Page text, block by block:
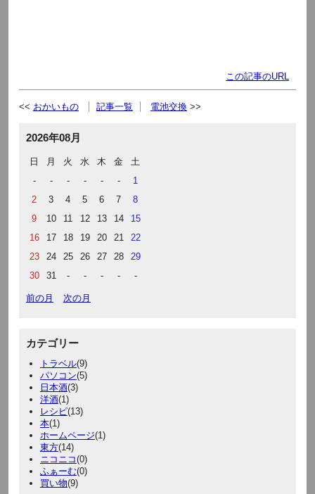
この記事のURL
おかいもの 記事一覧 電池交換
2026年08月
日 月 火 水 木 金
土
-
- - - - -
1
2
3 4 5 6 7
8
9
10 11 12 13 14
15
16
17 18 19 20 21
22
23
24 25 26 27 28
29
30
31 - - - - -
前の月 次の月
カテゴリー
トラベル(9)
パソコン(5)
日本酒(3)
洋酒(1)
レシピ(13)
本(1)
ホームページ(1)
東方(14)
ニコニコ(0)
ふぁーむ(0)
買い物(9)